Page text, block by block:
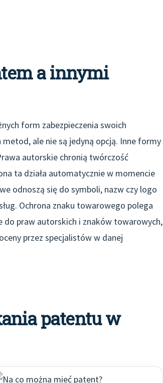
a innymi
form zabezpieczenia swoich
ale nie są jedyną opcją. Inne formy
autorskie chronią twórczość
ta działa automatycznie w momencie
odnoszą się do symboli, nazw czy logo
Ochrona znaku towarowego polega
do praw autorskich i znaków towarowych,
przez specjalistów w danej
patentu w